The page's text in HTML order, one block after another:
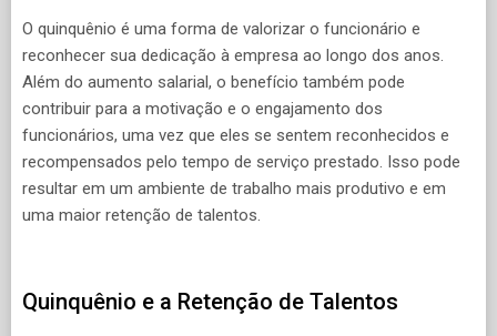
O quinquênio é uma forma de valorizar o funcionário e
reconhecer sua dedicação à empresa ao longo dos anos.
Além do aumento salarial, o benefício também pode
contribuir para a motivação e o engajamento dos
funcionários, uma vez que eles se sentem reconhecidos e
recompensados pelo tempo de serviço prestado. Isso pode
resultar em um ambiente de trabalho mais produtivo e em
uma maior retenção de talentos.
Quinquênio e a Retenção de Talentos